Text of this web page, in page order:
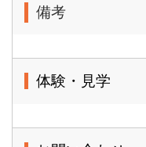
備考
体験・見学